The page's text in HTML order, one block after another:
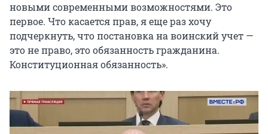
новыми современными возможностями. Это
первое. Что касается прав, я еще раз хочу
подчеркнуть, что постановка на воинский учет —
это не право, это обязанность гражданина.
Конституционная обязанность».